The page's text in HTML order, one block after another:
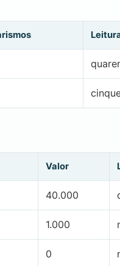
Valor
40.000
1.000
0